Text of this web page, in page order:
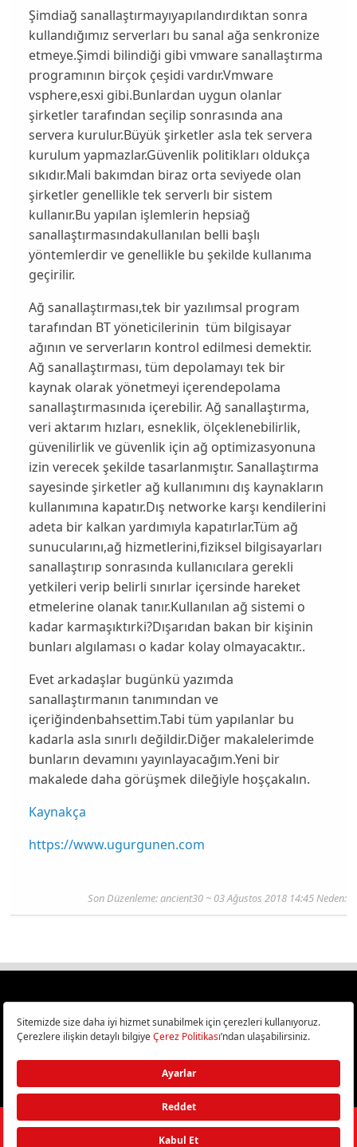
Şimdiağ sanallaştırmayıyapılandırdıktan sonra
kullandığımız serverları bu sanal ağa senkronize
etmeye.Şimdi bilindiği gibi vmware sanallaştırma
programının birçok çeşidi vardır.Vmware
vsphere,esxi gibi.Bunlardan uygun olanlar
şirketler tarafından seçilip sonrasında ana
servera kurulur.Büyük şirketler asla tek servera
kurulum yapmazlar.Güvenlik politikları oldukça
sıkıdır.Mali bakımdan biraz orta seviyede olan
şirketler genellikle tek serverlı bir sistem
kullanır.Bu yapılan işlemlerin hepsiağ
sanallaştırmasındakullanılan belli başlı
yöntemlerdir ve genellikle bu şekilde kullanıma
geçirilir.
Ağ sanallaştırması,tek bir yazılımsal program
tarafından BT yöneticilerinin tüm bilgisayar
ağının ve serverların kontrol edilmesi demektir.
Ağ sanallaştırması, tüm depolamayı tek bir
kaynak olarak yönetmeyi içerendepolama
sanallaştırmasınıda içerebilir. Ağ sanallaştırma,
veri aktarım hızları, esneklik, ölçeklenebilirlik,
güvenilirlik ve güvenlik için ağ optimizasyonuna
izin verecek şekilde tasarlanmıştır. Sanallaştırma
sayesinde şirketler ağ kullanımını dış kaynakların
kullanımına kapatır.Dış networke karşı kendilerini
adeta bir kalkan yardımıyla kapatırlar.Tüm ağ
sunucularını,ağ hizmetlerini,fiziksel bilgisayarları
sanallaştırıp sonrasında kullanıcılara gerekli
yetkileri verip belirli sınırlar içersinde hareket
etmelerine olanak tanır.Kullanılan ağ sistemi o
kadar karmaşıktırki?Dışarıdan bakan bir kişinin
bunları algılaması o kadar kolay olmayacaktır..
Evet arkadaşlar bugünkü yazımda
sanallaştırmanın tanımından ve
içeriğindenbahsettim.Tabi tüm yapılanlar bu
kadarla asla sınırlı değildir.Diğer makalelerimde
bunların devamını yayınlayacağım.Yeni bir
makalede daha görüşmek dileğiyle hoşçakalın.
Kaynakça
https://www.ugurgunen.com
Son Düzenleme:ancient30~ 03 Ağustos 2018 14:45 Neden:
Türkiye
Bilişim ve Teknoloji Haberleri CHIP Online’da!
©2026Doğan Burda Dergi Yayıncılık ve Pazarlama A.Ş./ Tüm hakları